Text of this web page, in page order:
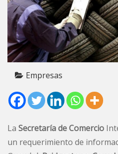
Empresas
La Secretaría de Comercio
un requerimiento de